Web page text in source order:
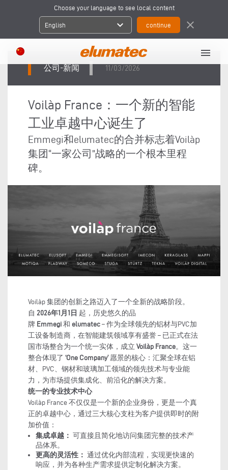
Choose your language to see local content
English expand_more close
menu
公司-新闻 11/03/2026
Voilàp France：一个新的智能
工业卓越中心诞生了
Emmegi和elumatec的合并标志着Voilàp
集团“一家公司”战略的一个根本里程
碑。
Voilàp 集团的创新之路迈入了一个全新的战略阶段。
自 2026年1月1日 起，历史悠久的品
牌 Emmegi 和 elumatec – 作为全球领先的铝材与PVC加
工设备制造商，在智能建筑领域享有盛誉 – 已正式在法
国市场整合为一个统一实体，成立 Voilàp France。这一
整合体现了 ‘One Company’愿景的核心：汇聚全球在铝
材、PVC、钢材和玻璃加工领域的领先技术与专业能
力，为市场提供集成化、前沿化的解决方案。
统一的专业技术中心
Voilàp France 不仅仅是一个新的企业身份，更是一个真
正的卓越中心，通过三大核心支柱为客户提供即时的附
加价值：
集成卓越： 可直接且简化地访问集团完整的技术产
品体系。
更高的灵活性： 通过优化内部流程，实现更快速的
响应，并为各种生产需求提供定制化解决方案。